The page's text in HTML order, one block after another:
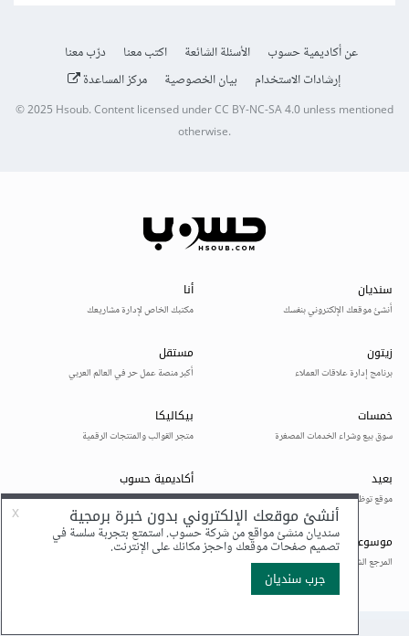
عن أكاديمية حسوب الأسئلة الشائعة اكتب معنا
درّب معنا
إرشادات الاستخدام
بيان الخصوصية مركز المساعدة
© 2025Hsoub.Content licensed underCC BY-NC-SA 4.0unless mentioned
otherwise.